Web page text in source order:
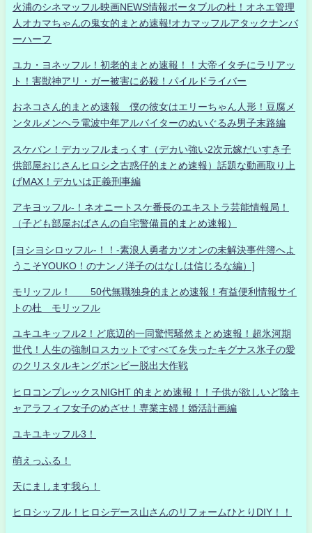
火浦のシネマッフル映画NEWS情報ポータブルの杜！オネエ管理
人オカマちゃんの鬼女的まとめ速報!オカマッフルアタックナンバ
ーハーフ
ユカ・ヨネッフル！初老的まとめ速報！！大帝イタチにラリアッ
ト！害獣神アリ・ガー被害に必殺！パイルドライバー
おネコさん的まとめ速報 僕の彼女はエリーちゃん人形！豆腐メ
ンタルメンヘラ電波中年アルバイターのぬいぐるみ男子末路編
スケバン！デカッフルまっくす（デカい強い2次元嫁だいすき子
供部屋おじさんヒロシ之古惑仔的まとめ速報）話題な動画取り上
げMAX！デカいは正義刑事編
アキヨッフル-！ネオニートスケ番長のエキストラ芸能情報局！
（子ども部屋おばさんの自宅警備員的まとめ速報）
[ヨシヨシロッフル-！！-素浪人勇者カツオンの未解決事件簿へよ
うこそYOUKO！のナンノ洋子のはなしは信じるな編）]
モリッフル！ 50代無職独身的まとめ速報！有益便利情報サイ
トの杜 モリッフル
ユキユキッフル2！ど底辺的一同驚愕騒然まとめ速報！超氷河期
世代！人生の強制ロスカットですべてを失ったキグナス氷子の愛
のクリスタルキングボンビー脱出大作戦
ヒロコンプレックスNIGHT 的まとめ速報！！子供が欲しいど陰キ
ャアラフィフ女子のめざせ！専業主婦！婚活計画編
ユキユキッフル3！
萌えっふる！
天にまします我ら！
ヒロシッフル！ヒロシデース山さんのリフォームひとりDIY！！